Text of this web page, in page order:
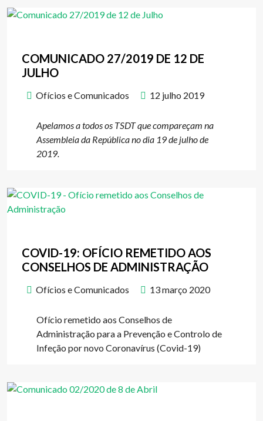
COMUNICADO 27/2019 DE 12 DE
JULHO
Ofícios e Comunicados 12 julho 2019
Apelamos a todos os TSDT que compareçam na
Assembleia da República no dia 19 de julho de
2019.
COVID-19: OFÍCIO REMETIDO AOS
CONSELHOS DE ADMINISTRAÇÃO
Ofícios e Comunicados 13 março 2020
Ofício remetido aos Conselhos de
Administração para a Prevenção e Controlo de
Infeção por novo Coronavírus (Covid-19)